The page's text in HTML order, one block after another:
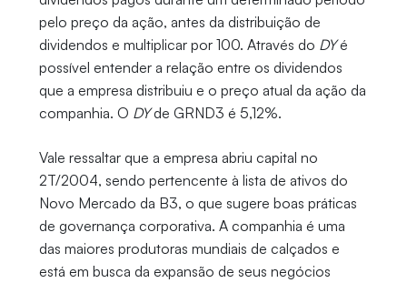
pelo preço da ação, antes da distribuição de
dividendos e multiplicar por 100. Através do DYé
possível entender a relação entre os dividendos
que a empresa distribuiu e o preço atual da ação da
companhia. O DYde GRND3 é 5,12%.
Vale ressaltar que a empresa abriu capital no
2T/2004, sendo pertencente à lista de ativos do
Novo Mercado da B3, o que sugere boas práticas
de governança corporativa. A companhia é uma
das maiores produtoras mundiais de calçados e
está em busca da expansão de seus negócios